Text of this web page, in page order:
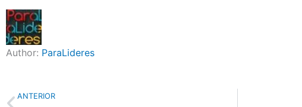
Author: ParaLideres
Previo
ANTERIOR